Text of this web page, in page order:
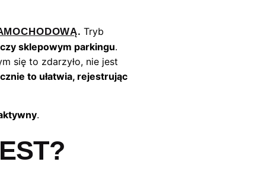
. Tryb
sklepowym parkingu.
się to zdarzyło, nie jest
to ułatwia, rejestrując
.